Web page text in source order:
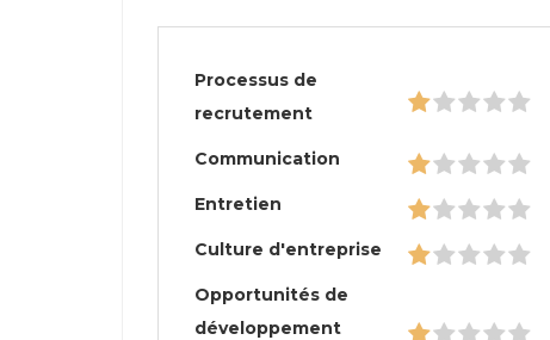
Processus de
recrutement
Communication
Entretien
Culture d'entreprise
Opportunités de
développement